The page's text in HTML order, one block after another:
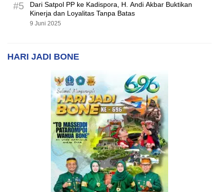
#5
Dari Satpol PP ke Kadispora, H. Andi Akbar Buktikan
Kinerja dan Loyalitas Tanpa Batas
9 Juni 2025
HARI JADI BONE